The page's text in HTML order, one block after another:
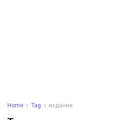
Home Tag издание